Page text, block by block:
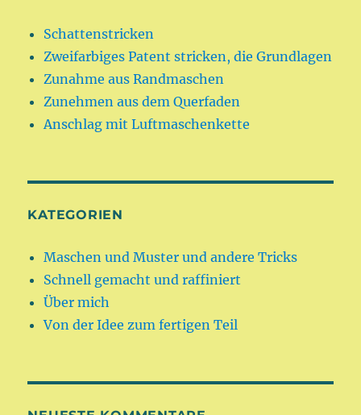
Schattenstricken
Zweifarbiges Patent stricken, die Grundlagen
Zunahme aus Randmaschen
Zunehmen aus dem Querfaden
Anschlag mit Luftmaschenkette
KATEGORIEN
Maschen und Muster und andere Tricks
Schnell gemacht und raffiniert
Über mich
Von der Idee zum fertigen Teil